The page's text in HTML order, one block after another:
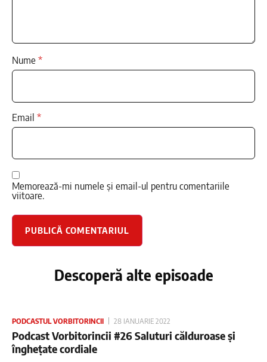
Nume*
Email *
Memorează-mi numele și email-ul pentru comentariile
viitoare.
Descoperă alte episoade
PODCASTUL VORBITORINCII 28 IANUARIE 2022
Podcast Vorbitorincii #26 Saluturi călduroase și
înghețate cordiale